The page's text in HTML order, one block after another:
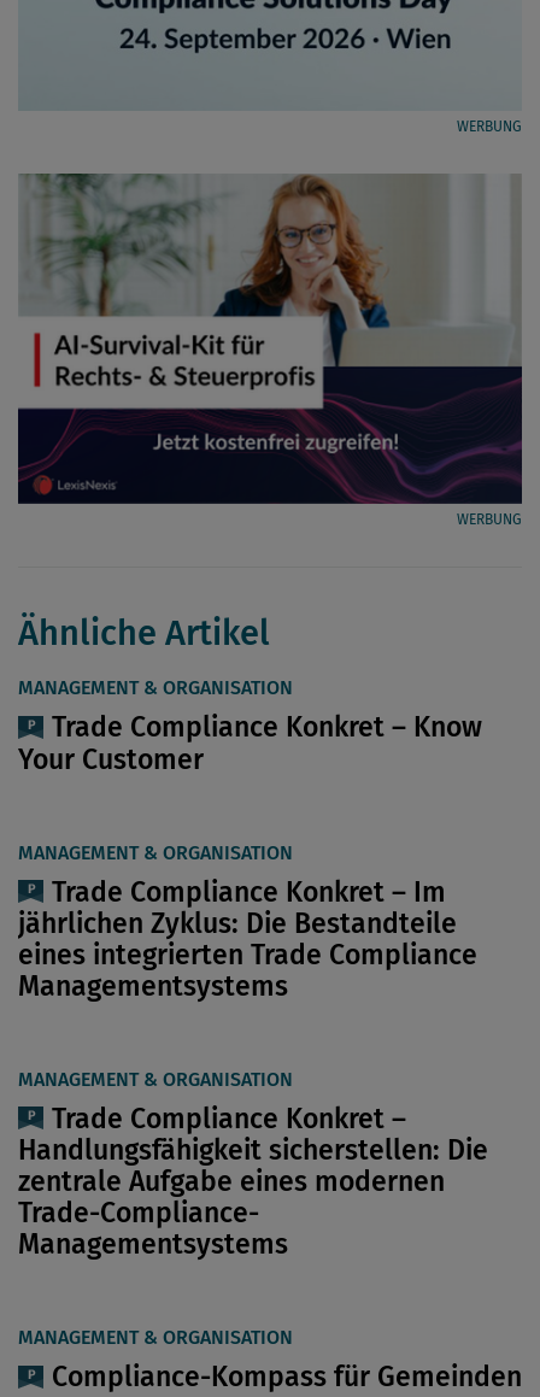
WERBUNG
WERBUNG
Ähnliche Artikel
MANAGEMENT & ORGANISATION
Trade Compliance Konkret – Know
Your Customer
MANAGEMENT & ORGANISATION
Trade Compliance Konkret – Im
jährlichen Zyklus: Die Bestandteile
eines integrierten Trade Compliance
Managementsystems
MANAGEMENT & ORGANISATION
Trade Compliance Konkret –
Handlungsfähigkeit sicherstellen: Die
zentrale Aufgabe eines modernen
Trade-Compliance-
Managementsystems
MANAGEMENT & ORGANISATION
Compliance-Kompass für Gemeinden